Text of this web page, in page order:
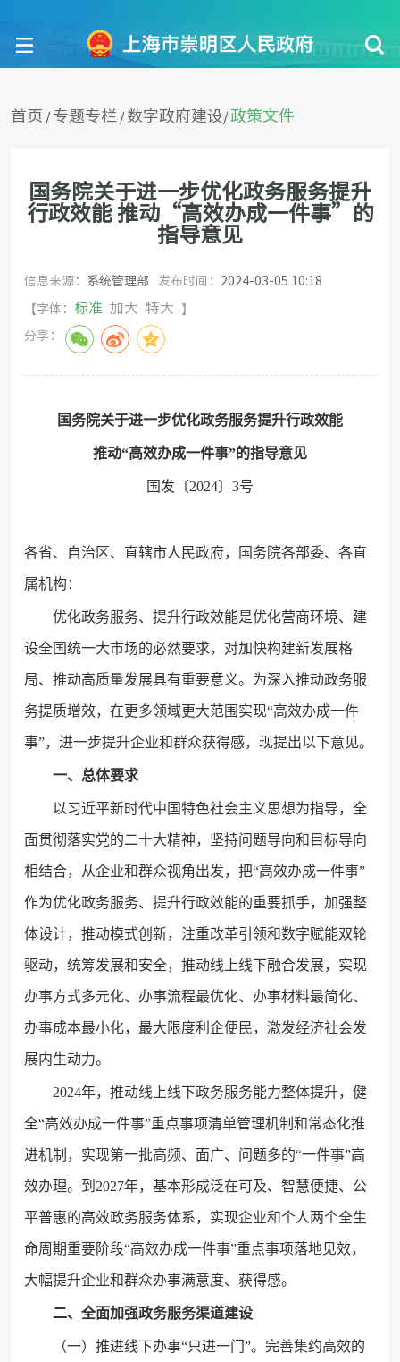
首页 /专题专栏 /数字政府建设/政策文件
国务院关于进一步优化政务服务提升
行政效能 推动“高效办成一件事”的
指导意见
信息来源： 系统管理部 发布时间： 2024-03-05 10:18
【字体： 标准 加大 特大 】
分享：
国务院关于进一步优化政务服务提升行政效能
推动“高效办成一件事”的指导意见
国发〔2024〕3号
各省、自治区、直辖市人民政府，国务院各部委、各直
属机构：
优化政务服务、提升行政效能是优化营商环境、建
设全国统一大市场的必然要求，对加快构建新发展格
局、推动高质量发展具有重要意义。为深入推动政务服
务提质增效，在更多领域更大范围实现“高效办成一件
事”，进一步提升企业和群众获得感，现提出以下意见。
一、总体要求
以习近平新时代中国特色社会主义思想为指导，全
面贯彻落实党的二十大精神，坚持问题导向和目标导向
相结合，从企业和群众视角出发，把“高效办成一件事”
作为优化政务服务、提升行政效能的重要抓手，加强整
体设计，推动模式创新，注重改革引领和数字赋能双轮
驱动，统筹发展和安全，推动线上线下融合发展，实现
办事方式多元化、办事流程最优化、办事材料最简化、
办事成本最小化，最大限度利企便民，激发经济社会发
展内生动力。
2024年，推动线上线下政务服务能力整体提升，健
全“高效办成一件事”重点事项清单管理机制和常态化推
进机制，实现第一批高频、面广、问题多的“一件事”高
效办理。到2027年，基本形成泛在可及、智慧便捷、公
平普惠的高效政务服务体系，实现企业和个人两个全生
命周期重要阶段“高效办成一件事”重点事项落地见效，
大幅提升企业和群众办事满意度、获得感。
二、全面加强政务服务渠道建设
（一）推进线下办事“只进一门”。完善集约高效的